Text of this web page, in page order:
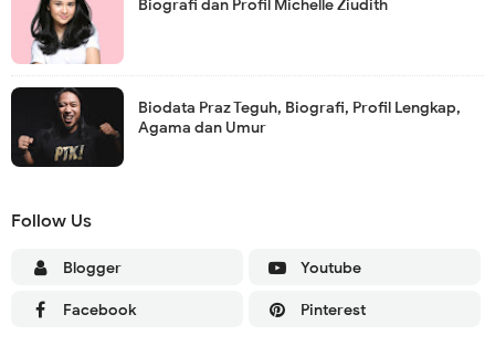
Biografi dan Profil Michelle Ziudith
Biodata Praz Teguh, Biografi, Profil Lengkap,
Agama dan Umur
Follow Us
Blogger Youtube
Facebook Pinterest